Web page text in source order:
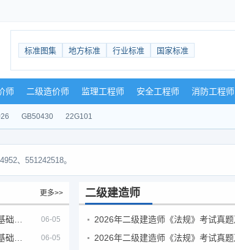
标准图集 地方标准 行业标准 国家标准
师 二级造价师 监理工程师 安全工程师 消防工程师
GB50430 22G101
、551242518。
更多>>
06-05
06-05
二级建造师